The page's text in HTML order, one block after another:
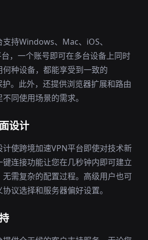
持Windows、Mac、iOS、
，一个账号即可在多台设备上同时
种设备，都能享受到一致的
。此外，还提供浏览器扩展和路由
同使用场景的需求。
设计
使跨境加速VPN平台即使对技术新
连接功能让您在几秒钟内即可建立
无需复杂的配置过程。高级用户也可
议选择和服务器偏好设置。